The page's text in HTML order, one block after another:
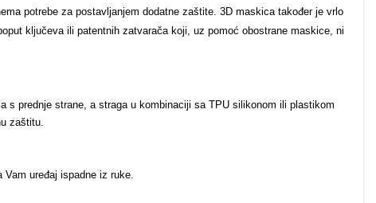
potrebe za postavljanjem dodatne zaštite. 3D maskica također je vrlo
ključeva ili patentnih zatvarača koji, uz pomoć obostrane maskice, ni
s prednje strane, a straga u kombinaciji sa TPU silikonom ili plastikom
zaštitu.
uređaj ispadne iz ruke.